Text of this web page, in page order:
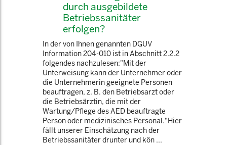
durch ausgebildete
Betriebssanitäter
erfolgen?
In der von Ihnen genannten DGUV
Information 204-010 ist in Abschnitt 2.2.2
folgendes nachzulesen:"Mit der
Unterweisung kann der Unternehmer oder
die Unternehmerin geeignete Personen
beauftragen, z. B. den Betriebsarzt oder
die Betriebsärztin, die mit der
Wartung/Pflege des AED beauftragte
Person oder medizinisches Personal."Hier
fällt unserer Einschätzung nach der
Betriebssanitäter drunter und kön ...